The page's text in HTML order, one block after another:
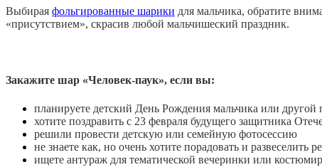
Выбирая фольгированные шарики для мальчика, обратите
«присутствием», скрасив любой мальчишеский праздник.
Закажите шар «Человек-паук», если вы:
планируете детский День Рождения мальчика или другой
хотите поздравить с 23 февраля будущего защитника
решили провести детскую или семейную фотосессию
не знаете как, но очень хотите порадовать и развеселить
ищете антураж для тематической вечеринки или